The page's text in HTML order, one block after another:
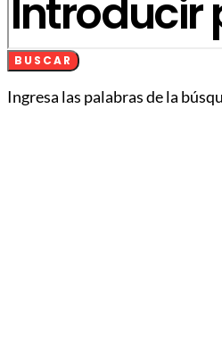
BUSCAR
Ingresa las palabras de la